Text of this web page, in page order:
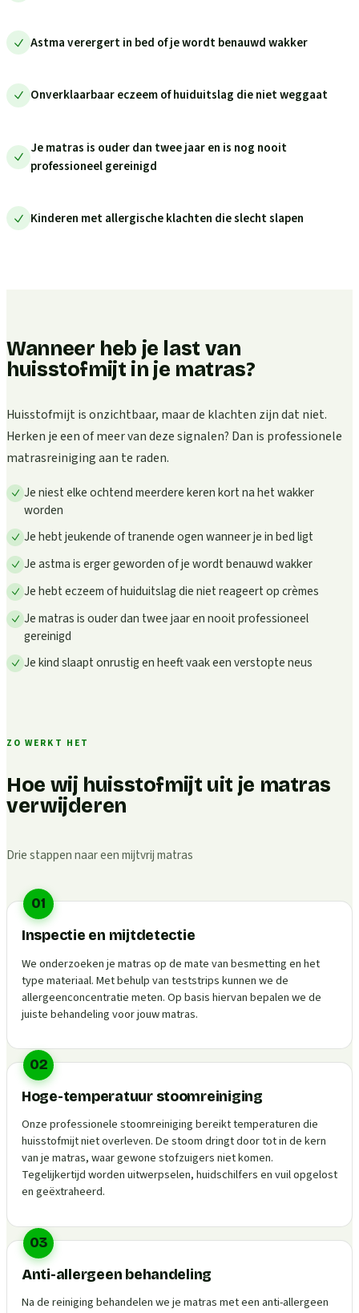
Astma verergert in bed of je wordt benauwd wakker
Onverklaarbaar eczeem of huiduitslag die niet weggaat
Je matras is ouder dan twee jaar en is nog nooit
professioneel gereinigd
Kinderen met allergische klachten die slecht slapen
Wanneer heb je last van
huisstofmijt in je matras?
Huisstofmijt is onzichtbaar, maar de klachten zijn dat niet.
Herken je een of meer van deze signalen? Dan is professionele
matrasreiniging aan te raden.
Je niest elke ochtend meerdere keren kort na het wakker
worden
Je hebt jeukende of tranende ogen wanneer je in bed ligt
Je astma is erger geworden of je wordt benauwd wakker
Je hebt eczeem of huiduitslag die niet reageert op crèmes
Je matras is ouder dan twee jaar en nooit professioneel
gereinigd
Je kind slaapt onrustig en heeft vaak een verstopte neus
ZO WERKT HET
Hoe wij huisstofmijt uit je matras
verwijderen
Drie stappen naar een mijtvrij matras
01
Inspectie en mijtdetectie
We onderzoeken je matras op de mate van besmetting en het
type materiaal. Met behulp van teststrips kunnen we de
allergeenconcentratie meten. Op basis hiervan bepalen we de
juiste behandeling voor jouw matras.
02
Hoge-temperatuur stoomreiniging
Onze professionele stoomreiniging bereikt temperaturen die
huisstofmijt niet overleven. De stoom dringt door tot in de kern
van je matras, waar gewone stofzuigers niet komen.
Tegelijkertijd worden uitwerpselen, huidschilfers en vuil opgelost
en geëxtraheerd.
03
Anti-allergeen behandeling
Na de reiniging behandelen we je matras met een anti-allergeen